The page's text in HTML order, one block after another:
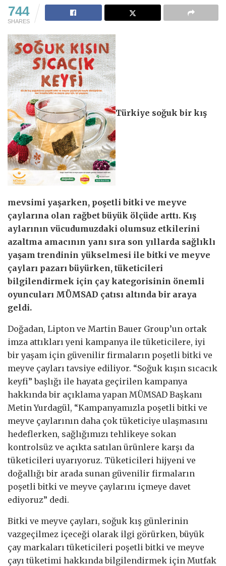
744
SHARES
Türkiye soğuk bir kış
mevsimi yaşarken, poşetli bitki ve meyve
çaylarına olan rağbet büyük ölçüde arttı. Kış
aylarının vücudumuzdaki olumsuz etkilerini
azaltma amacının yanı sıra son yıllarda sağlıklı
yaşam trendinin yükselmesi ile bitki ve meyve
çayları pazarı büyürken, tüketicileri
bilgilendirmek için çay kategorisinin önemli
oyuncuları MÜMSAD çatısı altında bir araya
geldi.
Doğadan, Lipton ve Martin Bauer Group’un ortak
imza attıkları yeni kampanya ile tüketicilere, iyi
bir yaşam için güvenilir firmaların poşetli bitki ve
meyve çayları tavsiye ediliyor. “Soğuk kışın sıcacık
keyfi” başlığı ile hayata geçirilen kampanya
hakkında bir açıklama yapan MÜMSAD Başkanı
Metin Yurdagül, “Kampanyamızla poşetli bitki ve
meyve çaylarının daha çok tüketiciye ulaşmasını
hedeflerken, sağlığımızı tehlikeye sokan
kontrolsüz ve açıkta satılan ürünlere karşı da
tüketicileri uyarıyoruz. Tüketicileri hijyeni ve
doğallığı bir arada sunan güvenilir firmaların
poşetli bitki ve meyve çaylarını içmeye davet
ediyoruz” dedi.
Bitki ve meyve çayları, soğuk kış günlerinin
vazgeçilmez içeceği olarak ilgi görürken, büyük
çay markaları tüketicileri poşetli bitki ve meyve
çayı tüketimi hakkında bilgilendirmek için Mutfak